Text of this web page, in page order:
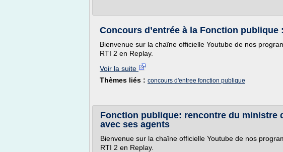
Concours d’entrée à la Fonction publique
Bienvenue sur la chaîne officielle Youtube de nos
RTI 2 en Replay.
Voir la suite
Thèmes liés : concours d'entree fonction publique
Fonction publique: rencontre du ministre
avec ses agents
Bienvenue sur la chaîne officielle Youtube de nos
RTI 2 en Replay.